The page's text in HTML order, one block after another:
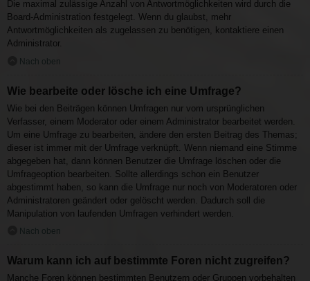
Die maximal zulässige Anzahl von Antwortmöglichkeiten wird durch die
Board-Administration festgelegt. Wenn du glaubst, mehr
Antwortmöglichkeiten als zugelassen zu benötigen, kontaktiere einen
Administrator.
Nach oben
Wie bearbeite oder lösche ich eine Umfrage?
Wie bei den Beiträgen können Umfragen nur vom ursprünglichen
Verfasser, einem Moderator oder einem Administrator bearbeitet werden.
Um eine Umfrage zu bearbeiten, ändere den ersten Beitrag des Themas;
dieser ist immer mit der Umfrage verknüpft. Wenn niemand eine Stimme
abgegeben hat, dann können Benutzer die Umfrage löschen oder die
Umfrageoption bearbeiten. Sollte allerdings schon ein Benutzer
abgestimmt haben, so kann die Umfrage nur noch von Moderatoren oder
Administratoren geändert oder gelöscht werden. Dadurch soll die
Manipulation von laufenden Umfragen verhindert werden.
Nach oben
Warum kann ich auf bestimmte Foren nicht zugreifen?
Manche Foren können bestimmten Benutzern oder Gruppen vorbehalten